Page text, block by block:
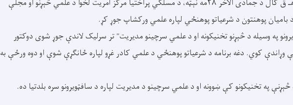
نن دوشنبه، د ۱۴۴۶ هـ ق کال د جمادی الاخر ۲۸مه نېټه، د مسلکي پراختیا مرکز آمریت لخوا د علمي څېړنو او مجلې
پوهنتون د شرعیاتو پوهنځي لپاره علمي ورکشاپ جوړ کړ.
په وسیله د څېړنو تخنیکونه او د علمي سرچینو مدیریت" تر سرلیک لاندې جوړ شوی دوکتور
کوي. دغه برنامه د شرعیاتو پوهنځي د علمي کادر غړو لپاره ځانګړې شوې او دوه ورځې به
په تخنیکونو کې ښوونه او د علمي سرچینو د مدیریت لپاره د سافټویرونو سره بلدتیا ده.